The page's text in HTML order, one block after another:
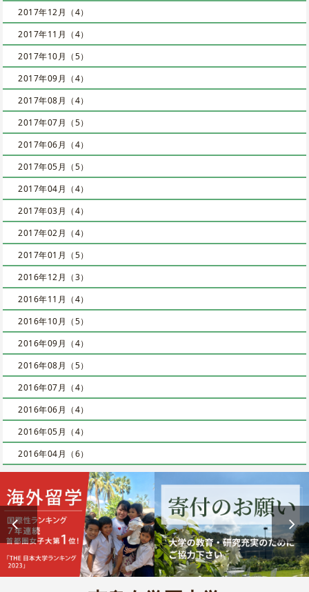
2017年12月（4）
2017年11月（4）
2017年10月（5）
2017年09月（4）
2017年08月（4）
2017年07月（5）
2017年06月（4）
2017年05月（5）
2017年04月（4）
2017年03月（4）
2017年02月（4）
2017年01月（5）
2016年12月（3）
2016年11月（4）
2016年10月（5）
2016年09月（4）
2016年08月（5）
2016年07月（4）
2016年06月（4）
2016年05月（4）
2016年04月（6）